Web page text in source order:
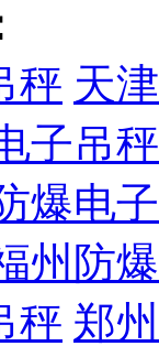
秤 天
子吊秤
爆电
州防
秤 郑